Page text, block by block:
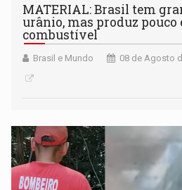
MATERIAL: Brasil tem
urânio, mas produz
combustível
Brasil e Mundo 08 de Agosto